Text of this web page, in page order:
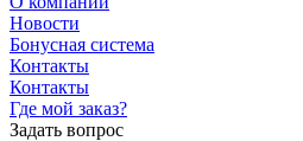
Новости
Бонусная система
Контакты
Контакты
Где мой заказ?
Задать вопрос